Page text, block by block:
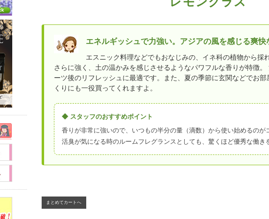
エネルギッシュで力強い。アジアの風を感じる爽快
エスニック料理などでもおなじみの、イネ科の植物から採
さらに強く、土の温かみを感じさせるようなパワフルな香りが特徴
ーツ後のリフレッシュに最適です。また、夏の季節に玄関などでお
くりにも一役買ってくれますよ。
◆ スタッフのおすすめポイント
香りが非常に強いので、いつもの半分の量（滴数）から使い始めるのが
活臭が気になる時のルームフレグランスとしても、驚くほど優秀な働き